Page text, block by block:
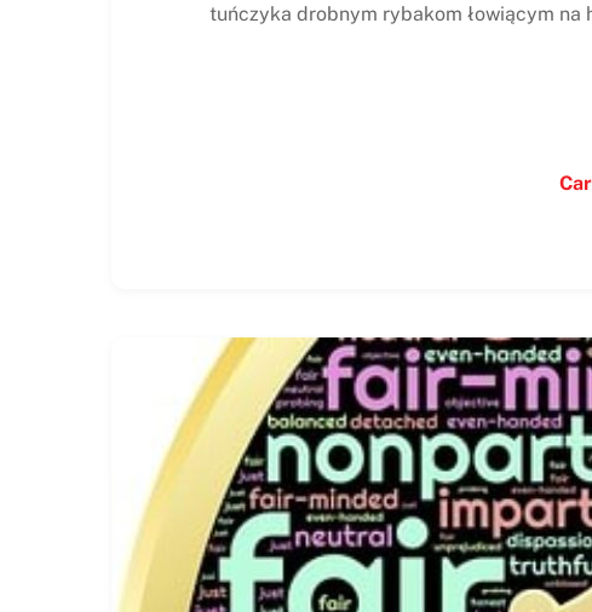
tuńczyka drobnym rybakom łowiącym na